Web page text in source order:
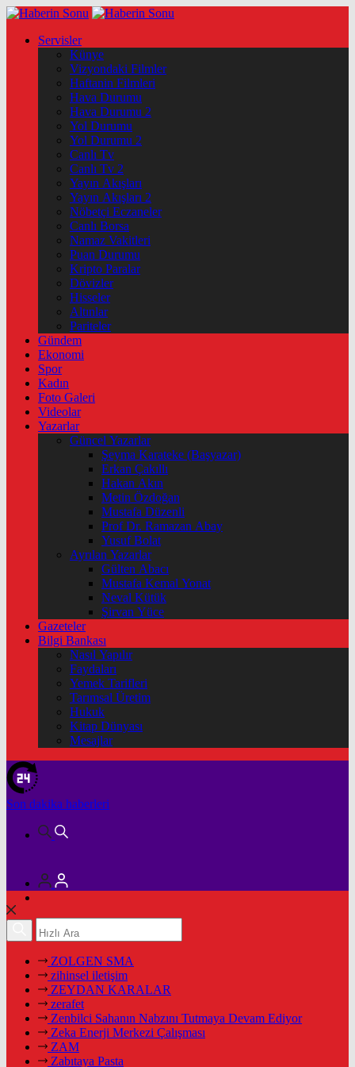
Servisler
Künye
Vizyondaki Filmler
Haftanin Filmleri
Hava Durumu
Hava Durumu 2
Yol Durumu
Yol Durumu 2
Canlı Tv
Canlı Tv 2
Yayın Akışları
Yayın Akışları 2
Nöbetçi Eczaneler
Canlı Borsa
Namaz Vakitleri
Puan Durumu
Kripto Paralar
Dövizler
Hisseler
Altınlar
Pariteler
Gündem
Ekonomi
Spor
Kadın
Foto Galeri
Videolar
Yazarlar
Güncel Yazarlar
Şeyma Karateke (Başyazar)
Erkan Çakıllı
Hakan Akın
Metin Özdoğan
Mustafa Düzenli
Prof Dr. Ramazan Abay
Yusuf Bolat
Ayrılan Yazarlar
Gülten Abacı
Mustafa Kemal Yonat
Neval Kütük
Şirvan Yüce
Gazeteler
Bilgi Bankası
Nasıl Yapılır
Faydaları
Yemek Tarifleri
Tarımsal Üretim
Hukuk
Kitap Dünyası
Mesajlar
Son dakika haberleri
ZOLGEN SMA
zihinsel iletişim
ZEYDAN KARALAR
zerafet
Zenbilci Sahanın Nabzını Tutmaya Devam Ediyor
Zeka Enerji Merkezi Çalışması
ZAM
Zabıtaya Pasta